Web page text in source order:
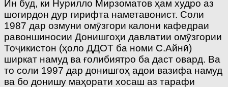
Ин буд, ки Нурилло Мирзоматов ҳам худро аз
шогирдон дур гирифта наметавонист. Соли
1987 дар озмуни омӯзгори калони кафедраи
равоншиносии Донишгоҳи давлатии омӯзгории
Тоҷикистон (ҳоло ДДОТ ба номи С.Айнӣ)
ширкат намуд ва ғолибиятро ба даст овард. Ва
то соли 1997 дар донишгоҳ адои вазифа намуд
ва бо донишу маҳорати хосаш аз тарафи